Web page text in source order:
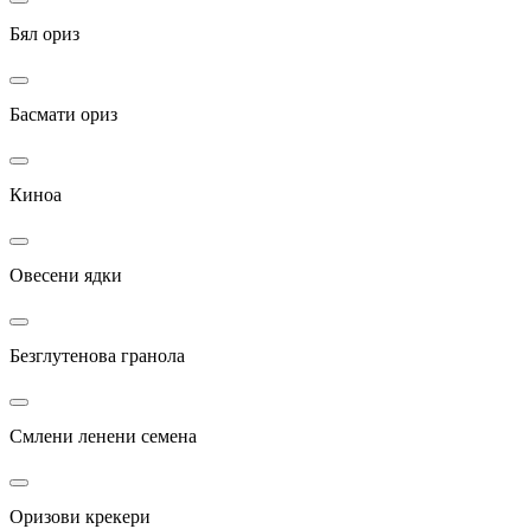
Бял ориз
Басмати ориз
Киноа
Овесени ядки
Безглутенова гранола
Смлени ленени семена
Оризови крекери